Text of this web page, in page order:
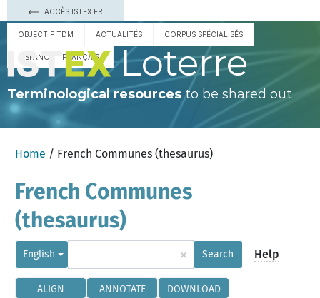
ACCÈS ISTEX.FR
OBJECTIF TDM ACTUALITÉS CORPUS SPÉCIALISÉS
ESPAÑOL FRANÇAIS Loterre
Terminological resourcesto be shared out
Home / French Communes (thesaurus)
French Communes
(thesaurus)
English × Search Help
ALIGN ANNOTATE DOWNLOAD